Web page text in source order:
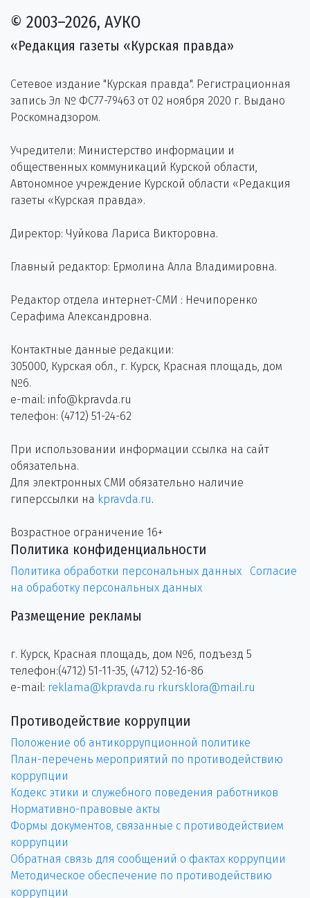
© 2003–2026, АУКО
«Редакция газеты «Курская правда»
Сетевое издание "Курская правда". Регистрационная
запись Эл № ФС77-79463 от 02 ноября 2020 г. Выдано
Роскомнадзором.
Учредители: Министерство информации и
общественных коммуникаций Курской области,
Автономное учреждение Курской области «Редакция
газеты «Курская правда».
Директор: Чуйкова Лариса Викторовна.
Главный редактор: Ермолина Алла Владимировна.
Редактор отдела интернет-СМИ : Нечипоренко
Серафима Александровна.
Контактные данные редакции:
305000, Курская обл., г. Курск, Красная площадь, дом
№6.
e-mail: info@kpravda.ru
телефон: (4712) 51-24-62
При использовании информации ссылка на сайт
обязательна.
Для электронных СМИ обязательно наличие
гиперссылки на kpravda.ru.
Возрастное ограничение 16+
Политика конфиденциальности
Политика обработки персональных данных
Согласие
на обработку персональных данных
Размещение рекламы
г. Курск, Красная площадь, дом №6, подъезд 5
телефон:(4712) 51-11-35, (4712) 52-16-86
e-mail: reklama@kpravda.ru rkursklora@mail.ru
Противодействие коррупции
Положение об антикоррупционной политике
План-перечень мероприятий по противодействию
коррупции
Кодекс этики и служебного поведения работников
Нормативно-правовые акты
Формы документов, связанные с противодействием
коррупции
Обратная связь для сообщений о фактах коррупции
Методическое обеспечение по противодействию
коррупции